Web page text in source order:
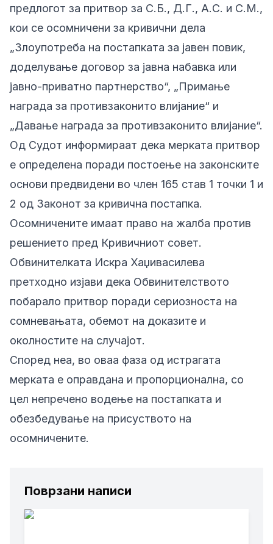
предлогот за притвор за С.Б., Д.Г., А.С. и С.М.,
кои се осомничени за кривични дела
„Злоупотреба на постапката за јавен повик,
доделување договор за јавна набавка или
јавно-приватно партнерство“, „Примање
награда за противзаконито влијание“ и
„Давање награда за противзаконито влијание“.
Од Судот информираат дека мерката притвор
е определена поради постоење на законските
основи предвидени во член 165 став 1 точки 1 и
2 од Законот за кривична постапка.
Осомничените имаат право на жалба против
решението пред Кривичниот совет.
Обвинителката Искра Хаџивасилева
претходно изјави дека Обвинителството
побарало притвор поради сериозноста на
сомневањата, обемот на доказите и
околностите на случајот.
Според неа, во оваа фаза од истрагата
мерката е оправдана и пропорционална, со
цел непречено водење на постапката и
обезбедување на присуството на
осомничените.
Поврзани написи